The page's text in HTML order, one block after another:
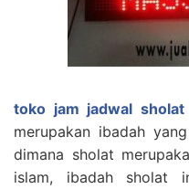
toko jam jadwal
merupakan ibadah
dimana sholat
islam, ibadah sholat